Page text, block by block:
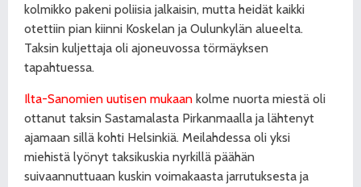
kolmikko pakeni poliisia jalkaisin, mutta heidät kaikki
otettiin pian kiinni Koskelan ja Oulunkylän alueelta.
Taksin kuljettaja oli ajoneuvossa törmäyksen
tapahtuessa.
Ilta-Sanomien uutisen mukaan kolme nuorta miestä oli
ottanut taksin Sastamalasta Pirkanmaalla ja lähtenyt
ajamaan sillä kohti Helsinkiä. Meilahdessa oli yksi
miehistä lyönyt taksikuskia nyrkillä päähän
suivaannuttuaan kuskin voimakaasta jarrutuksesta ja